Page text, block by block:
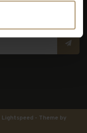
Lightspeed - Theme by